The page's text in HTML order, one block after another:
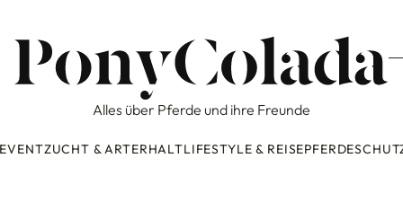
Alles über Pferde und ihre Freunde
ZUCHT & ARTERHALTLIFESTYLE & REISE